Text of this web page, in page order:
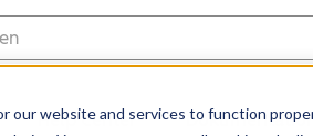
our website and services to function
Help Center